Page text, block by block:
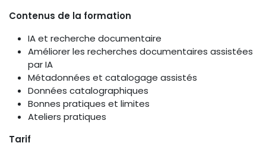
Contenus de la formation
IA et recherche documentaire
Améliorer les recherches documentaires assistées
par IA
Métadonnées et catalogage assistés
Données catalographiques
Bonnes pratiques et limites
Ateliers pratiques
Tarif